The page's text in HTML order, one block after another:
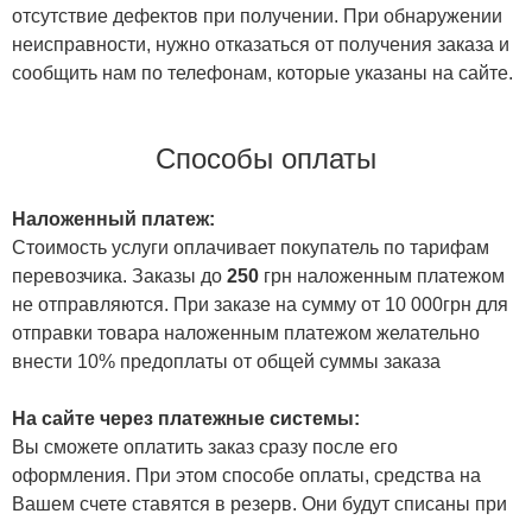
отсутствие дефектов при получении. При обнаружении
неисправности, нужно отказаться от получения заказа и
сообщить нам по телефонам, которые указаны на сайте.
Способы оплаты
Наложенный платеж:
Стоимость услуги оплачивает покупатель по тарифам
перевозчика. Заказы до 250 грн наложенным платежом
не отправляются. При заказе на сумму от 10 000грн для
отправки товара наложенным платежом желательно
внести 10% предоплаты от общей суммы заказа
На сайте через платежные системы:
Вы сможете оплатить заказ сразу после его
оформления. При этом способе оплаты, средства на
Вашем счете ставятся в резерв. Они будут списаны при